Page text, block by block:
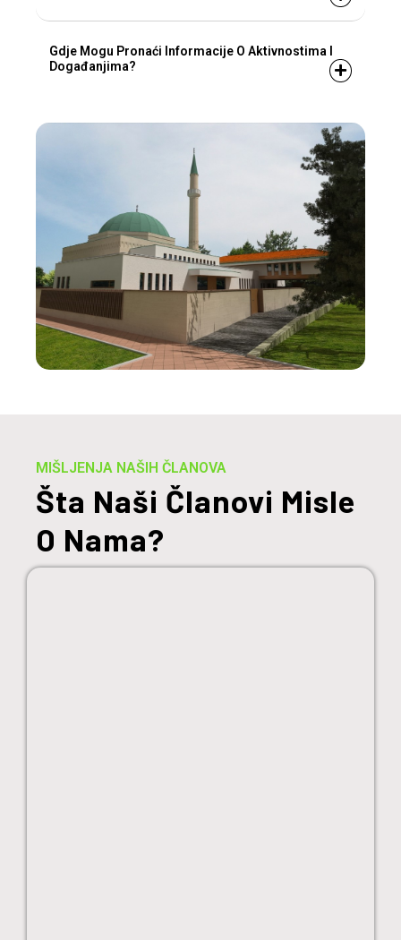
Gdje Mogu Pronaći Informacije O Aktivnostima I
Događanjima?
MIŠLJENJA NAŠIH ČLANOVA
Šta Naši Članovi Misle
O Nama?